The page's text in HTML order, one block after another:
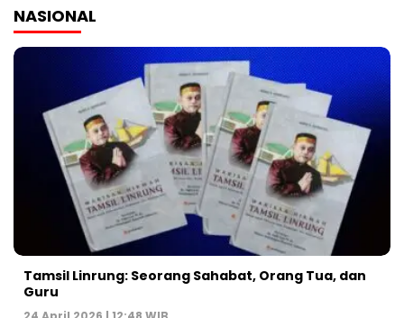
NASIONAL
Tamsil Linrung: Seorang Sahabat, Orang Tua, dan
Guru